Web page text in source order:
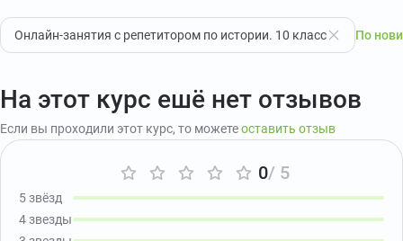
Онлайн-занятия с репетитором по истории. 10 класс По
На этот курс ешё нет отзывов
Если вы проходили этот курс, то можетеоставить отзыв
0/ 5
5 звёзд
4 звезды